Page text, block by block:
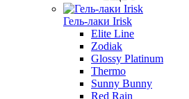
Гель-лаки Irisk
Elite Line
Zodiak
Glossy Platinum
Thermo
Sunny Bunny
Red Rain